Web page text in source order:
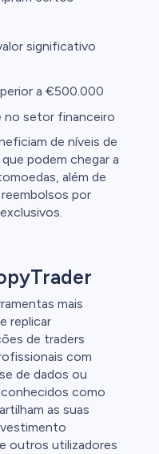
significativo
a €500.000
no setor financeiro
de níveis de
podem chegar a
além de
por
mais
replicar
de traders
com
de dados ou
como
as suas
outros utilizadores